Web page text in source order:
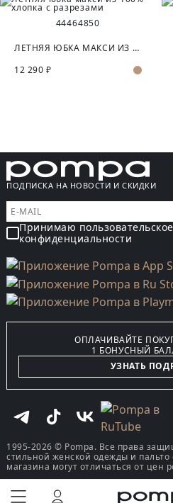
44464850
ЛЕТНЯЯ ЮБКА МАКСИ ИЗ 100% ХЛОПКА С РАЗРЕЗАМИ
12 290 ₽
ПОДПИСКА НА НОВОСТИ И СКИДКИ
Принимаю
конфиденциальности
ОПЛАЧИВАЙТЕ
1 БОНУСНЫЙ
УЗНАТЬ
1995-2026 © Pompa. Все права
стильной женской одежды и
магазина могут отличаться от цен